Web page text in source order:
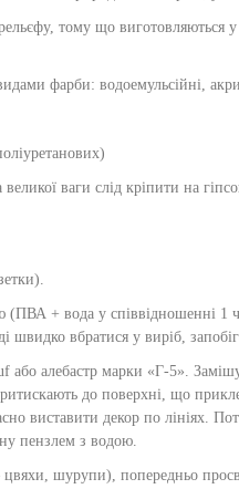
тому що
фарби: водоемульсійні,
ваги слід кріпити на
(ПВА + вода у співвідношенні
швидко вбратися у виріб,
алебастр марки «Г-5».
до поверхні, що
виставити декор по лініях.
пензлем з водою.
шурупи), попередньо